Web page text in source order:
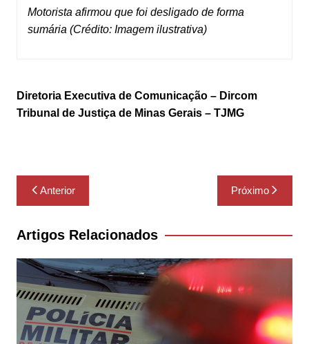
Motorista afirmou que foi desligado de forma
sumária (Crédito: Imagem ilustrativa)
Diretoria Executiva de Comunicação – Dircom
Tribunal de Justiça de Minas Gerais – TJMG
Navegação
de
Post
Anterior Próximo
Artigos Relacionados